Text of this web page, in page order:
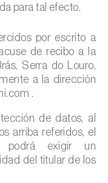
para tal efecto.
por escrito a
de recibo a la
Serra do Louro,
a la dirección
.
de datos, al
arriba referidos, el
podrá exigir un
del titular de los